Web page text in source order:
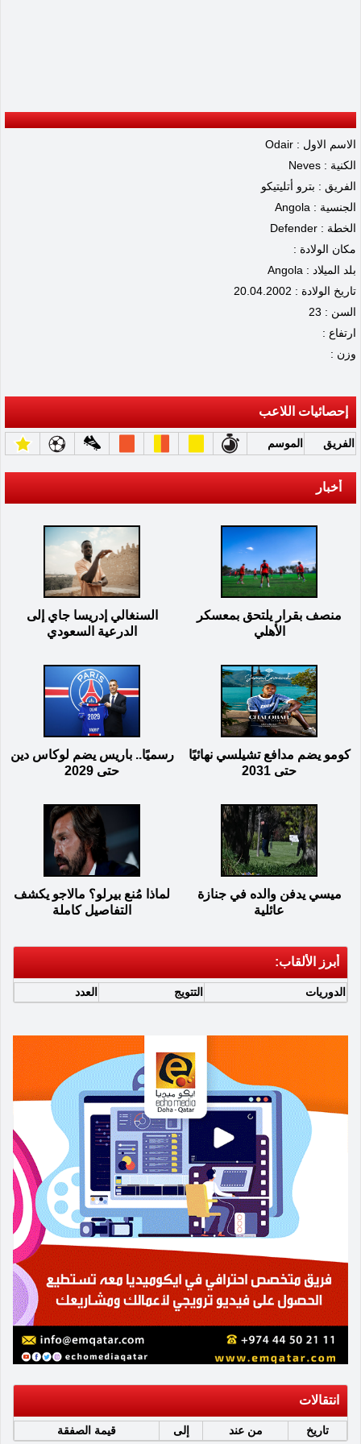
الاسم الاول : Odair
الكنية : Neves
الفريق : بترو أتليتيكو
الجنسية : Angola
الخطة : Defender
مكان الولادة :
بلد الميلاد : Angola
تاريخ الولادة : 20.04.2002
السن : 23
ارتفاع :
وزن :
إحصائيات اللاعب
الفريق الموسم
أخبار
منصف بقرار يلتحق بمعسكر
الأهلي
السنغالي إدريسا جاي إلى
الدرعية السعودي
كومو يضم مدافع تشيلسي نهائيًا
حتى 2031
رسميًا.. باريس يضم لوكاس دين
حتى 2029
ميسي يدفن والده في جنازة
عائلية
لماذا مُنع بيرلو؟ مالاجو يكشف
التفاصيل كاملة
أبرز الألقاب:
الدوريات التتويج العدد
انتقالات
تاريخ من عند إلى قيمة الصفقة